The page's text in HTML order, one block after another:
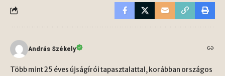
András Székely
Több mint 25 éves újságírói tapasztalattal, korábban országos